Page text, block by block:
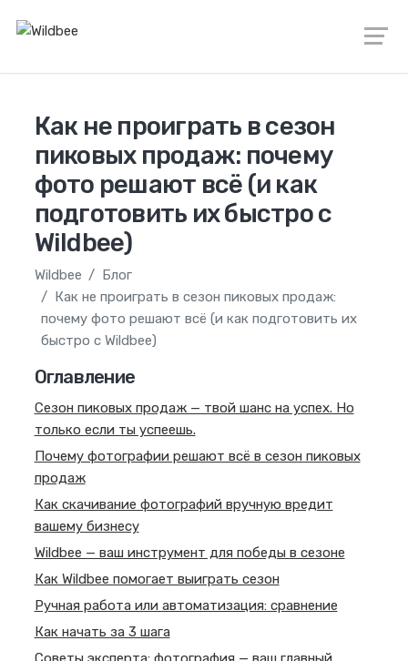
Как не проиграть в сезон
пиковых продаж: почему
фото решают всё (и как
подготовить их быстро с
Wildbee)
Wildbee
Блог
Как не проиграть в сезон пиковых продаж:
почему фото решают всё (и как подготовить их
быстро с Wildbee)
Оглавление
Сезон пиковых продаж — твой шанс на успех. Но
только если ты успеешь.
Почему фотографии решают всё в сезон пиковых
продаж
Как скачивание фотографий вручную вредит
вашему бизнесу
Wildbee — ваш инструмент для победы в сезоне
Как Wildbee помогает выиграть сезон
Ручная работа или автоматизация: сравнение
Как начать за 3 шага